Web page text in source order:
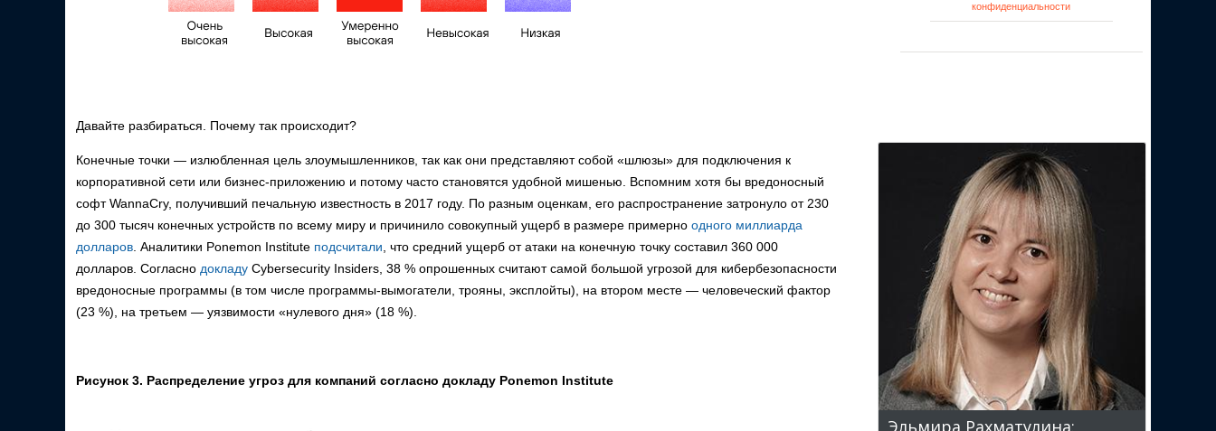
Давайте разбираться. Почему так происходит?
Конечные точки — излюбленная цель злоумышленников, так как они представляют собой «шлюзы» для подключения к
корпоративной сети или бизнес-приложению и потому часто становятся удобной мишенью. Вспомним хотя бы вредоносный
софт WannaCry, получивший печальную известность в 2017 году. По разным оценкам, его распространение затронуло от 230
до 300 тысяч конечных устройств по всему миру и причинило совокупный ущерб в размере примерно одного миллиарда
долларов . Аналитики Ponemon Institute подсчитали , что средний ущерб от атаки на конечную точку составил 360 000
долларов. Согласно докладу Cybersecurity Insiders, 38 % опрошенных считают самой большой угрозой для кибербезопасности
вредоносные программы (в том числе программы-вымогатели, трояны, эксплойты), на втором месте — человеческий фактор
(23 %), на третьем — уязвимости «нулевого дня» (18 %).
Рисунок 3. Распределение угроз для компаний согласно докладу Ponemon Institute
конфиденциальности
Эльмира Рахматулина: